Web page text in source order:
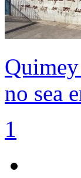
no sea
1